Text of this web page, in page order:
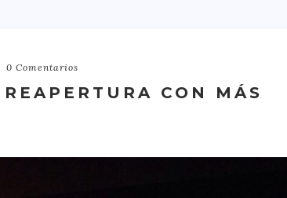
0 Comentarios
CON MÁS